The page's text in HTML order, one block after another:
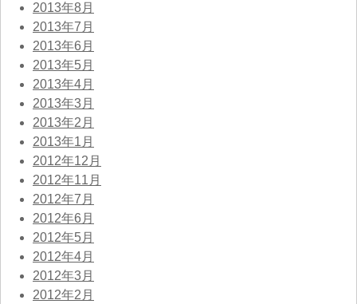
2013年8月
2013年7月
2013年6月
2013年5月
2013年4月
2013年3月
2013年2月
2013年1月
2012年12月
2012年11月
2012年7月
2012年6月
2012年5月
2012年4月
2012年3月
2012年2月